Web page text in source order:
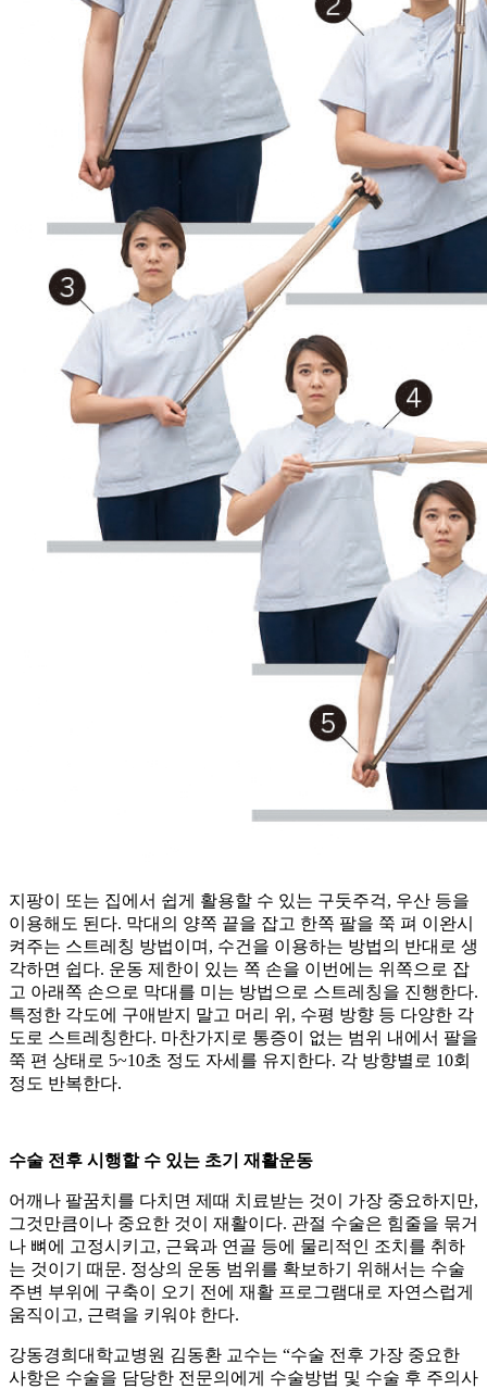
지팡이 또는 집에서 쉽게 활용할 수 있는 구둣주걱, 우산 등을
이용해도 된다. 막대의 양쪽 끝을 잡고 한쪽 팔을 쭉 펴 이완시
켜주는 스트레칭 방법이며, 수건을 이용하는 방법의 반대로 생
각하면 쉽다. 운동 제한이 있는 쪽 손을 이번에는 위쪽으로 잡
고 아래쪽 손으로 막대를 미는 방법으로 스트레칭을 진행한다.
특정한 각도에 구애받지 말고 머리 위, 수평 방향 등 다양한 각
도로 스트레칭한다. 마찬가지로 통증이 없는 범위 내에서 팔을
쭉 편 상태로 5~10초 정도 자세를 유지한다. 각 방향별로 10회
정도 반복한다.
수술 전후 시행할 수 있는 초기 재활운동
어깨나 팔꿈치를 다치면 제때 치료받는 것이 가장 중요하지만,
그것만큼이나 중요한 것이 재활이다. 관절 수술은 힘줄을 묶거
나 뼈에 고정시키고, 근육과 연골 등에 물리적인 조치를 취하
는 것이기 때문. 정상의 운동 범위를 확보하기 위해서는 수술
주변 부위에 구축이 오기 전에 재활 프로그램대로 자연스럽게
움직이고, 근력을 키워야 한다.
강동경희대학교병원 김동환 교수는 “수술 전후 가장 중요한
사항은 수술을 담당한 전문의에게 수술방법 및 수술 후 주의사